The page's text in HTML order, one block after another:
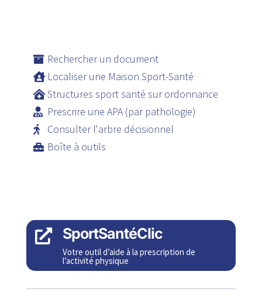
Rechercher un document
Localiser une Maison Sport-Santé
Structures sport santé sur ordonnance
Prescrire une APA (par pathologie)
Consulter l'arbre décisionnel
Boîte à outils
 SportSantéClic
Votre outil d’aide à la prescription de
l’activité physique